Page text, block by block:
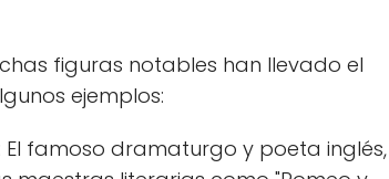
figuras notables han llevado el
ejemplos:
El famoso dramaturgo y poeta inglés,